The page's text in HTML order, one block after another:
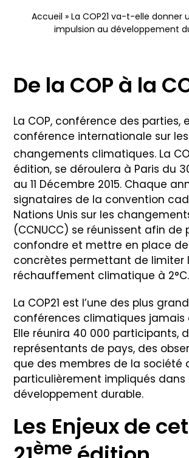
Nous contacter
Accueil » La COP21 va-t-elle donner
impulsion au développement
De la COP à la
La COP, conférence des parties,
conférence internationale sur les
changements climatiques. La
édition, se déroulera à Paris du
au 11 Décembre 2015. Chaque
signataires de la convention
Nations Unis sur les
(CCNUCC) se réunissent afin de
confondre et mettre en place
concrètes permettant de limiter
réchauffement climatique à 2°C.
La COP21 est l’une des plus
conférences climatiques jamais
Elle réunira 40 000 participants,
représentants de pays, des
que des membres de la société
particulièrement impliqués dans
développement durable.
Les Enjeux de
ème